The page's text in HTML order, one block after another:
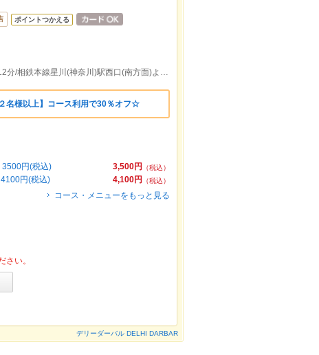
ポイントつかえる
相鉄本線天王町駅ＹＢＰ口より徒歩約12分/相鉄本線星川(神奈川)駅西口(南方面)より徒歩約10分
様以上】コース利用で30％オフ☆
3,500円
（税込）
3500円(税込)
4,100円
（税込）
円(税込)
コース・メニューをもっと見る
さい。
デリーダーバル DELHI DARBAR